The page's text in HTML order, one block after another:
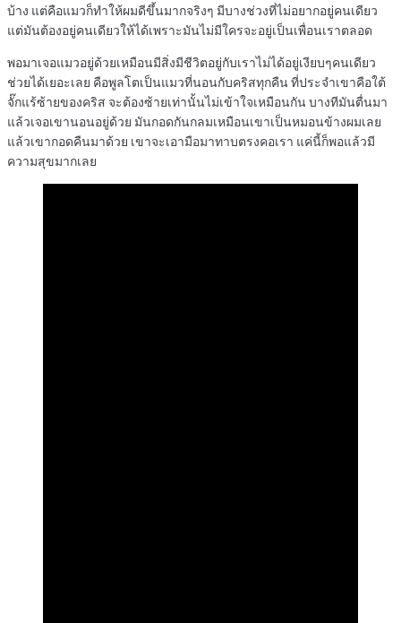
บ้าง แต่คือแมวก็ทำให้ผมดีขึ้นมากจริงๆ มีบางช่วงที่ไม่อยากอยู่คนเดียว
แต่มันต้องอยู่คนเดียวให้ได้เพราะมันไม่มีใครจะอยู่เป็นเพื่อนเราตลอด
พอมาเจอแมวอยู่ด้วยเหมือนมีสิ่งมีชีวิตอยู่กับเราไม่ได้อยู่เงียบๆคนเดียว
ช่วยได้เยอะเลย คือพูลโตเป็นแมวที่นอนกับคริสทุกคืน ที่ประจำเขาคือใต้
จั๊กแร้ซ้ายของคริส จะต้องซ้ายเท่านั้นไม่เข้าใจเหมือนกัน บางทีมันตื่นมา
แล้วเจอเขานอนอยู่ด้วย มันกอดกันกลมเหมือนเขาเป็นหมอนข้างผมเลย
แล้วเขากอดคืนมาด้วย เขาจะเอามือมาทาบตรงคอเรา แค่นี้ก็พอแล้วมี
ความสุขมากเลย